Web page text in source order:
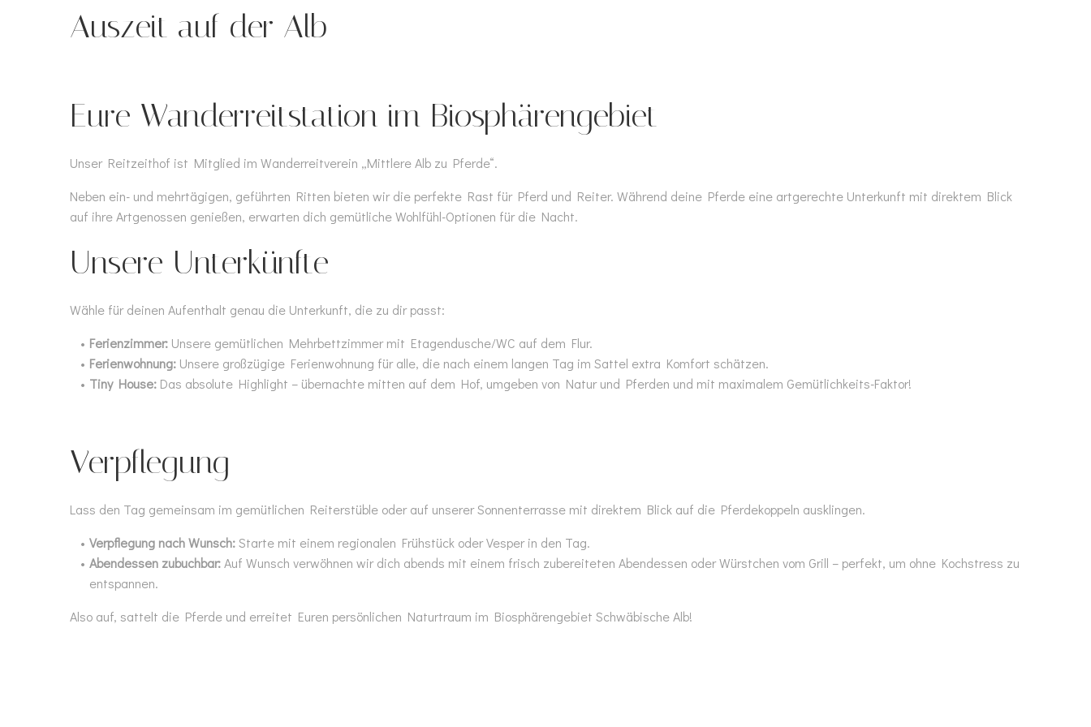
Auszeit auf der Alb
Eure Wanderreitstation im Biosphärengebiet
Unser Reitzeithof ist Mitglied im Wanderreitverein „Mittlere Alb zu Pferde“.
Neben ein- und mehrtägigen, geführten Ritten bieten wir die perfekte Rast für Pferd und Reiter. Während deine Pferde eine artgerechte Unterkunft mit direktem Blick
auf ihre Artgenossen genießen, erwarten dich gemütliche Wohlfühl-Optionen für die Nacht.
Unsere Unterkünfte
Wähle für deinen Aufenthalt genau die Unterkunft, die zu dir passt:
Ferienzimmer: Unsere gemütlichen Mehrbettzimmer mit Etagendusche/WC auf dem Flur.
Ferienwohnung: Unsere großzügige Ferienwohnung für alle, die nach einem langen Tag im Sattel extra Komfort schätzen.
Tiny House: Das absolute Highlight – übernachte mitten auf dem Hof, umgeben von Natur und Pferden und mit maximalem Gemütlichkeits-Faktor!
Verpflegung
Lass den Tag gemeinsam im gemütlichen Reiterstüble oder auf unserer Sonnenterrasse mit direktem Blick auf die Pferdekoppeln ausklingen.
Verpflegung nach Wunsch:Starte mit einem regionalen Frühstück oder Vesper in den Tag.
Abendessen zubuchbar:Auf Wunsch verwöhnen wir dich abends mit einem frisch zubereiteten Abendessen oder Würstchen vom Grill – perfekt, um ohne Kochstress zu
entspannen.
Also auf, sattelt die Pferde und erreitet Euren persönlichen Naturtraum im Biosphärengebiet Schwäbische Alb!